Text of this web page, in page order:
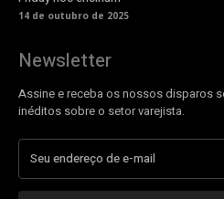
14 de outubro de 2025
Newsletter
Assine e receba os nossos disparos
inéditos sobre o setor varejista.